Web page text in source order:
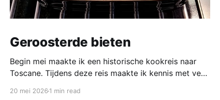
Geroosterde bieten
Begin mei maakte ik een historische kookreis naar
Toscane. Tijdens deze reis maakte ik kennis met veel
20 mei 2026 1 min read